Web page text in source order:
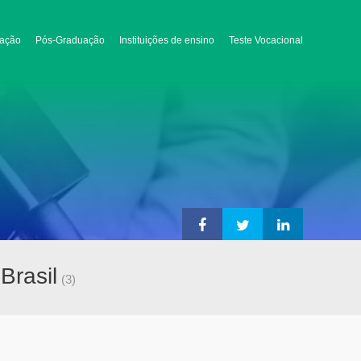
Pós-Graduação Instituições de ensino Teste Vocacional
(3)